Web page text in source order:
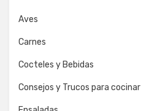
Aves
Carnes
Cocteles y Bebidas
Consejos y Trucos para cocinar